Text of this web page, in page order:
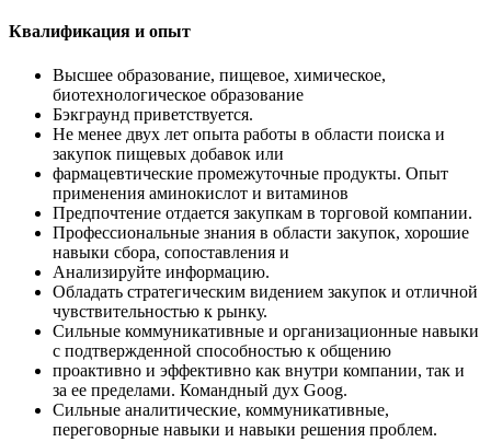
Квалификация и опыт
Высшее образование, пищевое, химическое,
биотехнологическое образование
Бэкграунд приветствуется.
Не менее двух лет опыта работы в области поиска и
закупок пищевых добавок или
фармацевтические промежуточные продукты. Опыт
применения аминокислот и витаминов
Предпочтение отдается закупкам в торговой компании.
Профессиональные знания в области закупок, хорошие
навыки сбора, сопоставления и
Анализируйте информацию.
Обладать стратегическим видением закупок и отличной
чувствительностью к рынку.
Сильные коммуникативные и организационные навыки
с подтвержденной способностью к общению
проактивно и эффективно как внутри компании, так и
за ее пределами. Командный дух Goog.
Сильные аналитические, коммуникативные,
переговорные навыки и навыки решения проблем.